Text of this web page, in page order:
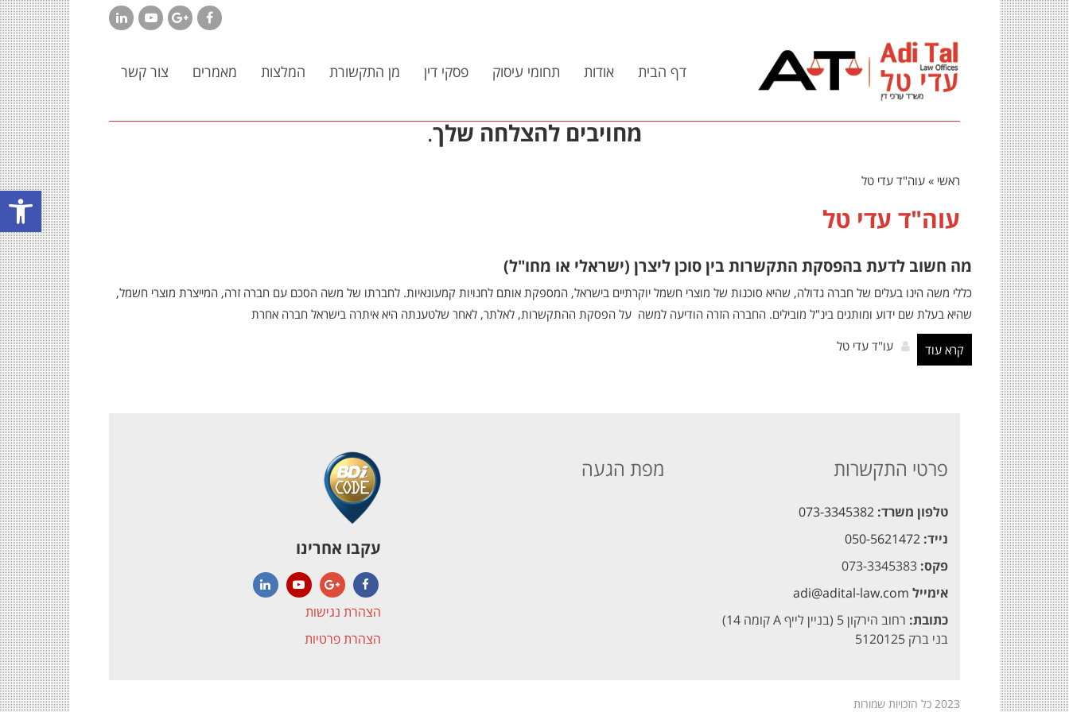
פתח
Facebook
Google+
YouTube
LinkedIn
דף הבית אודות תחומי עיסוק פסקי דין מן התקשורת המלצות מאמרים צור קשר
מחויבים להצלחה שלך.
ראשי » עוה"ד עדי טל
עוה"ד עדי טל
מה חשוב לדעת בהפסקת התקשרות בין סוכן ליצרן (ישראלי או מחו"ל)
כללי משה הינו בעלים של חברה גדולה, שהיא סוכנות של מוצרי חשמל יוקרתיים בישראל, המספקת אותם לחנויות קמעונאיות. לחברתו של משה הסכם עם חברה זרה, המייצרת מוצרי חשמל,
שהיא בעלת שם ידוע ומותגים בינ"ל מובילים. החברה הזרה הודיעה למשה על הפסקת ההתקשרות, לאלתר, לאחר שלטענתה היא איתרה בישראל חברה אחרת
עו"ד עדי טל
קרא עוד
פרטי התקשרות
טלפון משרד: 073-3345382
נייד: 050-5621472
פקס:
אימייל adi@adital-law.com
כתובת: רחוב הירקון 5 (בניין לייף A קומה 14)
בני ברק 5120125
מפת הגעה
עקבו אחרינו
Facebook
Google+
YouTubeהצהרת נגישות
הצהרת פרטיות
2023 כל הזכויות שמורות